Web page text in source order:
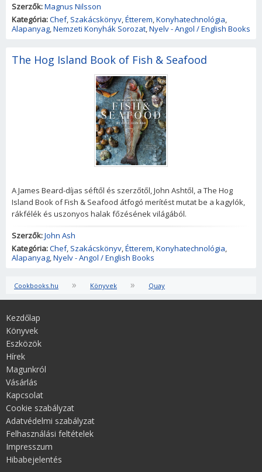
Szerzők:Magnus Nilsson
Kategória:Chef, Szakácskönyv,Étterem,Konyhatechnológia,
Alapanyag,Nemzeti Konyhák Sorozat,Nyelv - Angol / English Books
The Hog Island Book of Fish & Seafood
A James Beard-díjas séftől és szerzőtől, John Ashtől, a The Hog
Island Book of Fish & Seafood átfogó merítést mutat be a kagylók,
rákfélék és uszonyos halak főzésének világából.
Szerzők:John Ash
Kategória:Chef, Szakácskönyv,Étterem,Konyhatechnológia,
Alapanyag,Nyelv - Angol / English Books
Cookbooks.hu » Könyvek » Quay
Kezdőlap
Könyvek
Eszközök
Hírek
Magunkról
Vásárlás
Kapcsolat
Cookie szabályzat
Adatvédelmi szabályzat
Felhasználási feltételek
Impresszum
Hibabejelentés